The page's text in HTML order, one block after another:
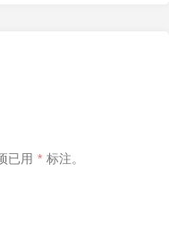
已用 * 标注。